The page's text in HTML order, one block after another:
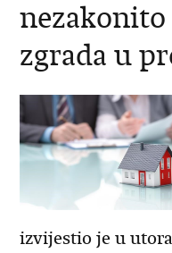
zgrada u
izvijestio je u